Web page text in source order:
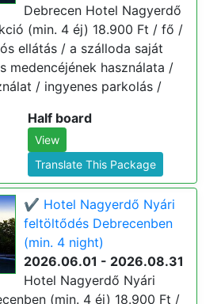
Debrecen Hotel Nagyerdő
(min. 4 éj) 18.900 Ft / fő /
ellátás / a szálloda saját
medencéjének használata /
/ ingyenes parkolás /
Half board
View
Translate This Package
✔️ Hotel Nagyerdő Nyári
feltöltődés Debrecenben
(min. 4 night)
2026.06.01 - 2026.08.31
Hotel Nagyerdő Nyári
(min. 4 éj) 18.900 Ft /